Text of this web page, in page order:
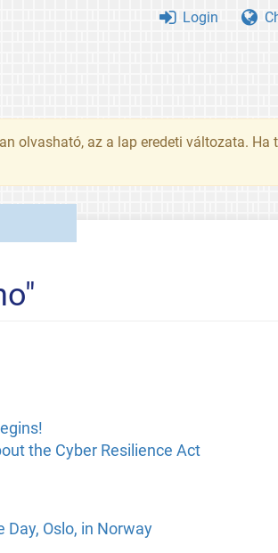
Login
olvasható, az a lap eredeti változata.
the Cyber Resilience Act
Day, Oslo, in Norway